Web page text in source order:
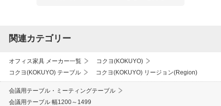
関連カテゴリー
オフィス家具 メーカー一覧
コクヨ(KOKUYO)
コクヨ(KOKUYO) テーブル
コクヨ(KOKUYO) リージョン(Region)
会議用テーブル・ミーティングテーブル
会議用テーブル 幅1200～1499